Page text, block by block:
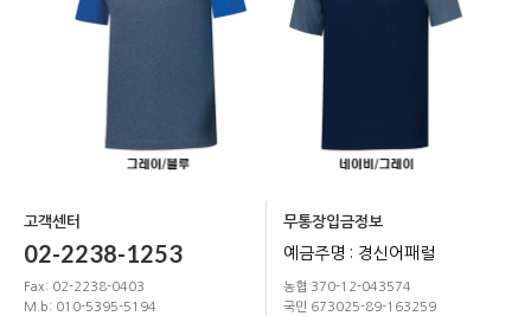
고객센터
02-2238-1253
Fax: 02-2238-0403
M.b: 010-5395-5194
무통장입금정보
예금주명 : 경신어패럴
농협 370-12-043574
국민 673025-89-163259